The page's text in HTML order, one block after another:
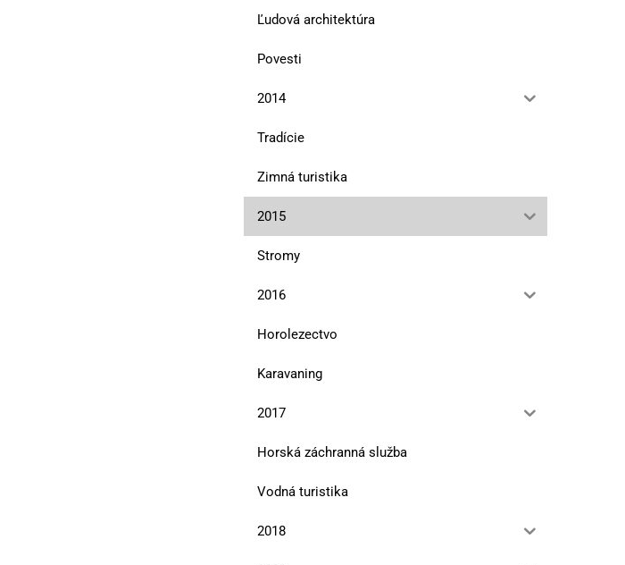
Ľudová architektúra
Povesti
2014
Tradície
Zimná turistika
2015
Stromy
2016
Horolezectvo
Karavaning
2017
Horská záchranná služba
Vodná turistika
2018